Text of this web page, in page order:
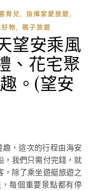
育兒, 指揮家愛旅遊,
物, 親子旅遊
望安乘風
、花宅聚
。(望安
，我們只需付完錢，就
除了乘坐遊艇旅遊之
每個重要景點都有停